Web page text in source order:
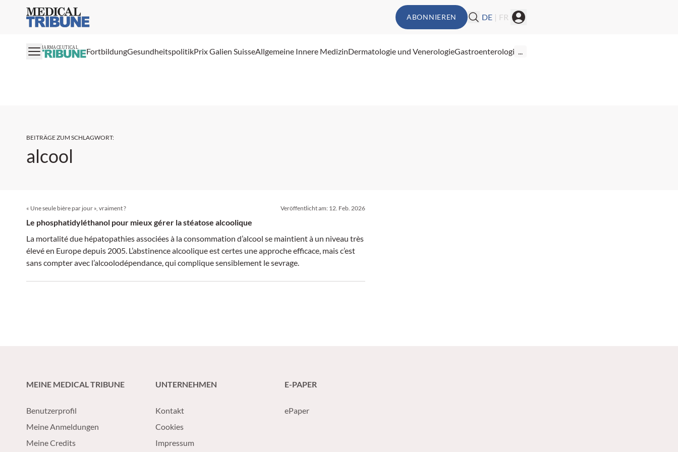
Medical Tribune ABONNIEREN DE | FR
PHARMACEUTICAL FortbildungGesundheitspolitikPrix Galien SuisseAllgemeine Innere MedizinDermatologie und VenerologieGastroenterologie...
BEITRÄGE ZUM SCHLAGWORT:
alcool
« Une seule bière par jour », vraiment ? Veröffentlicht am: 12. Feb. 2026
Le phosphatidyléthanol pour mieux gérer la stéatose alcoolique
La mortalité due hépatopathies associées à la consommation d’alcool se maintient à un niveau très
élevé en Europe depuis 2005. L’abstinence alcoolique est certes une approche efficace, mais c’est
sans compter avec l’alcoolodépendance, qui complique sensiblement le sevrage.
MEINE MEDICAL TRIBUNE
Benutzerprofil
Meine Anmeldungen
Meine Credits
UNTERNEHMEN
Kontakt
Cookies
Impressum
E-PAPER
ePaper